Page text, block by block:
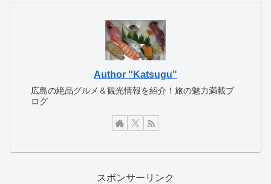
Author "Katsugu"
広島の絶品グルメ＆観光情報を紹介！旅の魅力満載ブ
ログ
スポンサーリンク